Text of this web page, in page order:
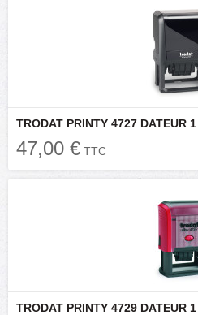
TRODAT PRINTY 4727 DATEUR
47,00 € TTC
TRODAT PRINTY 4729 DATEUR